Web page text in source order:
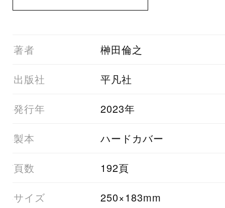
01著者 榊田倫之
03出版社 平凡社
05発行年 2023年
06製本 ハードカバー
07頁数 192頁
08サイズ 250×183mm